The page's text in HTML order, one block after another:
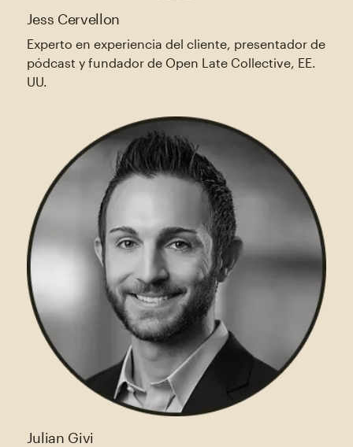
Jess Cervellon
Experto en experiencia del cliente, presentador de
pódcast y fundador de Open Late Collective, EE.
UU.
Julian Givi